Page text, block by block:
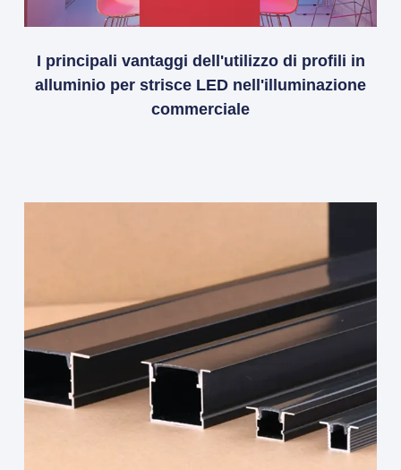
I principali vantaggi dell'utilizzo di profili in
alluminio per strisce LED nell'illuminazione
commerciale